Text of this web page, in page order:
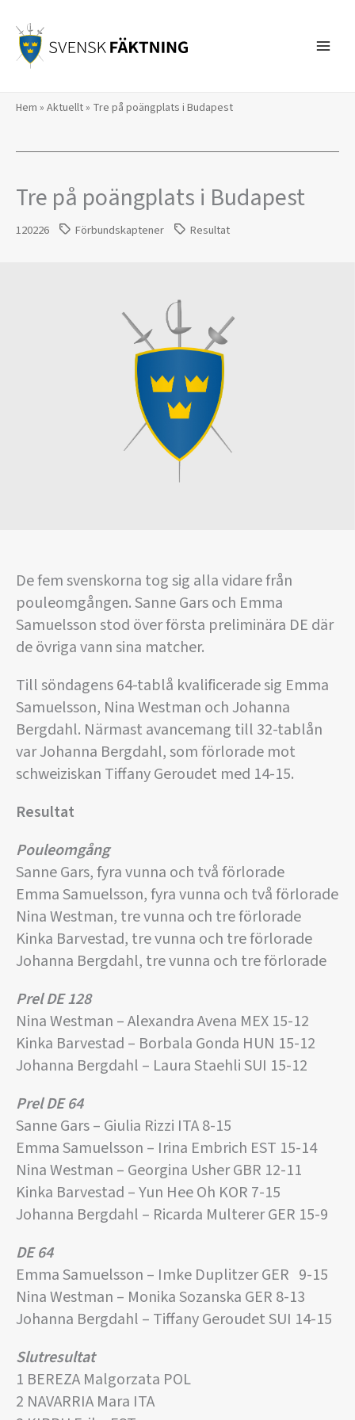
innehåll
Hem » Aktuellt» Tre på poängplats i Budapest
Tre på poängplats i Budapest
120226 Förbundskaptener Resultat
De fem svenskorna tog sig alla vidare från
pouleomgången. Sanne Gars och Emma
Samuelsson stod över första preliminära DE där
de övriga vann sina matcher.
Till söndagens 64-tablå kvalificerade sig Emma
Samuelsson, Nina Westman och Johanna
Bergdahl. Närmast avancemang till 32-tablån
var Johanna Bergdahl, som förlorade mot
schweiziskan Tiffany Geroudet med 14-15.
Resultat
Pouleomgång
Sanne Gars, fyra vunna och två förlorade
Emma Samuelsson, fyra vunna och två förlorade
Nina Westman, tre vunna och tre förlorade
Kinka Barvestad, tre vunna och tre förlorade
Johanna Bergdahl, tre vunna och tre förlorade
Prel DE 128
Nina Westman – Alexandra Avena MEX 15-12
Kinka Barvestad – Borbala Gonda HUN 15-12
Johanna Bergdahl – Laura Staehli SUI 15-12
Prel DE 64
Sanne Gars – Giulia Rizzi ITA 8-15
Emma Samuelsson – Irina Embrich EST 15-14
Nina Westman – Georgina Usher GBR 12-11
Kinka Barvestad – Yun Hee Oh KOR 7-15
Johanna Bergdahl – Ricarda Multerer GER 15-9
DE 64
Emma Samuelsson – Imke Duplitzer GER 9-15
Nina Westman – Monika Sozanska GER 8-13
Johanna Bergdahl – Tiffany Geroudet SUI 14-15
Slutresultat
1 BEREZA Malgorzata POL
2 NAVARRIA Mara ITA